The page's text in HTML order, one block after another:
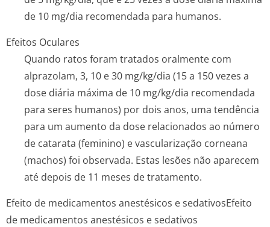
de 10 mg/dia recomendada para humanos.
Efeitos Oculares
Quando ratos foram tratados oralmente com
alprazolam, 3, 10 e 30 mg/kg/dia (15 a 150 vezes a
dose diária máxima de 10 mg/kg/dia recomendada
para seres humanos) por dois anos, uma tendência
para um aumento da dose relacionados ao número
de catarata (feminino) e vascularização corneana
(machos) foi observada. Estas lesões não aparecem
até depois de 11 meses de tratamento.
Efeito de medicamentos anestésicos e sedativosEfeito
de medicamentos anestésicos e sedativos